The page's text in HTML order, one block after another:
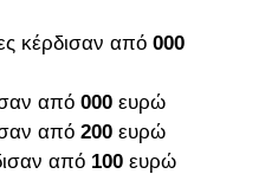
κέρδισαν από 000
από 000ευρώ
από 200ευρώ
από 100 ευρώ